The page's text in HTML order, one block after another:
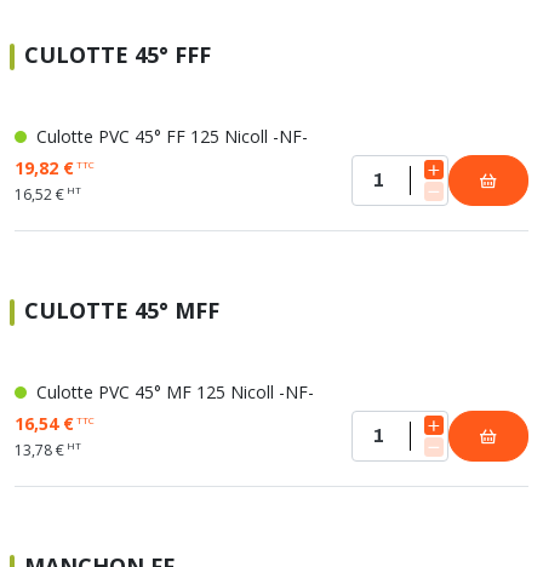
CULOTTE 45° FFF
Culotte PVC 45° FF 125 Nicoll -NF-
19,82 €TTC
16,52 € HT
CULOTTE 45° MFF
Culotte PVC 45° MF 125 Nicoll -NF-
16,54 €TTC
13,78 € HT